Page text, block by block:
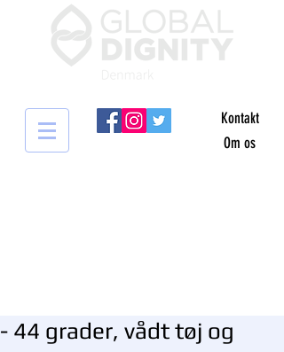
Kontakt
Om os
- 44 grader, vådt tøj og